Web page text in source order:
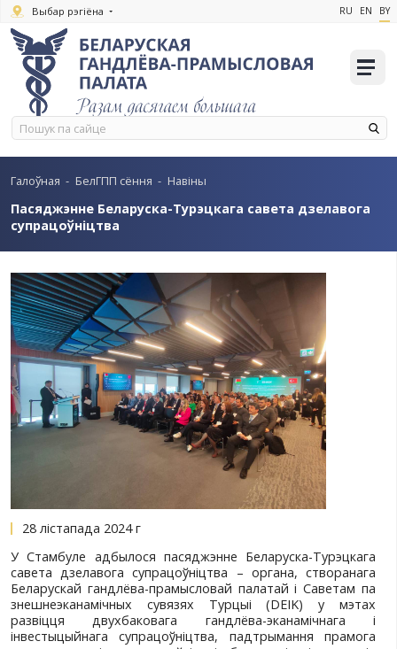
Выбар рэгіёна
Галоўная - БелГПП сёння
супрацоўніцтва